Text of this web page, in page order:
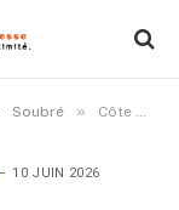
Soubré » Côte d’Ivoire-AIP /Le président du conseil régional de la Nawa recueille les préoccupations des populations de Gnanboya V4
10 JUIN 2026